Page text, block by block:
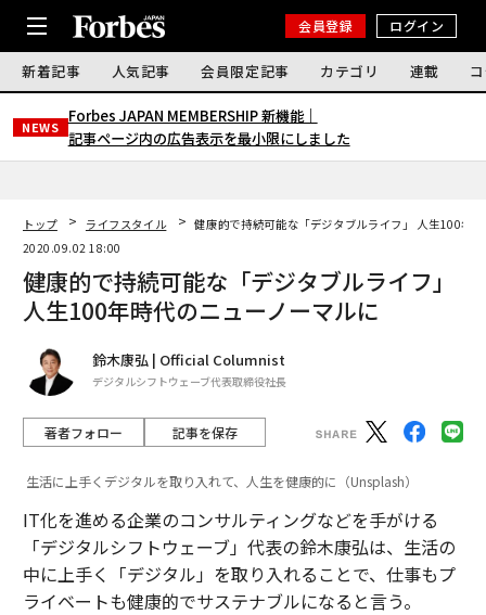
会員登録 ログイン
新着記事 人気記事 会員限定記事 カテゴリ 連載
NEWS
Forbes JAPAN MEMBERSHIP 新機能｜
記事ページ内の広告表示を最小限にしました
トップ ライフスタイル
健康的で持続可能な「デジタブルライフ」 人生100年
2020.09.02 18:00
健康的で持続可能な「デジタブルライフ」
人生100年時代のニューノーマルに
鈴木康弘 | Official Columnist
デジタルシフトウェーブ代表取締役社長
著者フォロー 記事を保存
生活に上手くデジタルを取り入れて、人生を健康的に（Unsplash）
IT化を進める企業のコンサルティングなどを手がける
「デジタルシフトウェーブ」代表の鈴木康弘は、生活の
中に上手く「デジタル」を取り入れることで、仕事もプ
ライベートも健康的でサステナブルになると言う。